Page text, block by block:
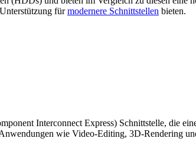
fürmodernere Schnittstellen bieten.
Interconnect Express) Schnittstelle, die
wie Video-Editing, 3D-Rendering